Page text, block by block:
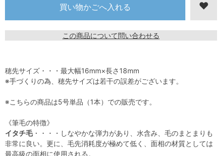
この商品について問い合わせる
穂先サイズ・・・最大幅16mm×長さ18mm
※手づくりの為、穂先サイズは若干の誤差がございます。
※こちらの商品は5号単品（1本）での販売です。
《筆毛の特徴》
イタチ毛・・・・しなやかな弾力があり、水含み、毛のまとまりも
非常に良い。更に、毛先消耗度が極めて低く、面相の材質としては
最高級の面相に使用される。